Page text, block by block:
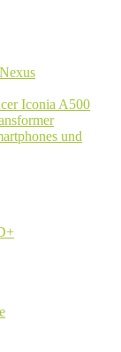
Iconia A500
und